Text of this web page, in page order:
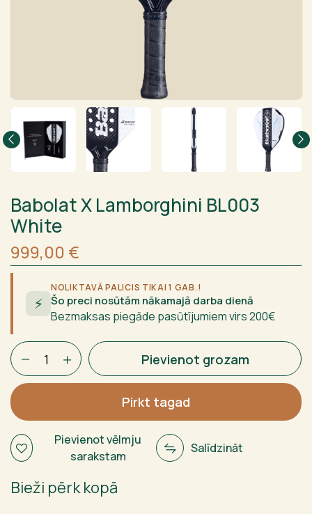
Babolat X Lamborghini BL003
White
999,00 €
⚡
NOLIKTAVĀ PALICIS TIKAI 1 GAB.!
Šo preci nosūtām nākamajā darba dienā
Bezmaksas piegāde pasūtījumiem virs 200€
Babolat
x
Lamborghini
BL003
White
daudzums
Pievienot grozam
Pirkt tagad
Pievienot vēlmju
sarakstam
Salīdzināt
Bieži pērk kopā